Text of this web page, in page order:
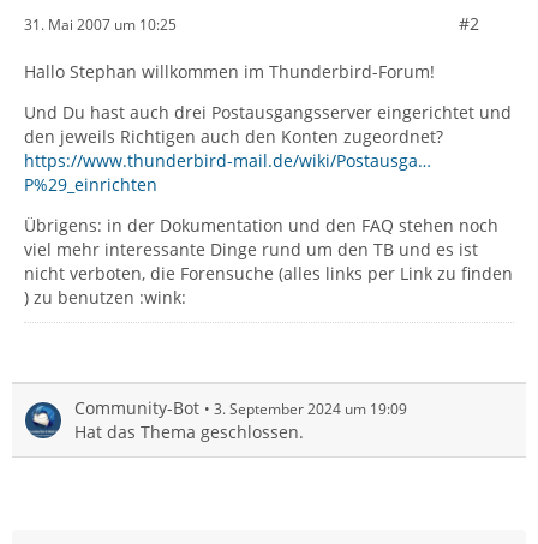
31. Mai 2007 um 10:25 #2
Hallo Stephan willkommen im Thunderbird-Forum!
Und Du hast auch drei Postausgangsserver eingerichtet und
den jeweils Richtigen auch den Konten zugeordnet?
https://www.thunderbird-mail.de/wiki/Postausga…
P%29_einrichten
Übrigens: in der Dokumentation und den FAQ stehen noch
viel mehr interessante Dinge rund um den TB und es ist
nicht verboten, die Forensuche (alles links per Link zu finden
) zu benutzen :wink:
Community-Bot 3. September 2024 um 19:09
Hat das Thema geschlossen.